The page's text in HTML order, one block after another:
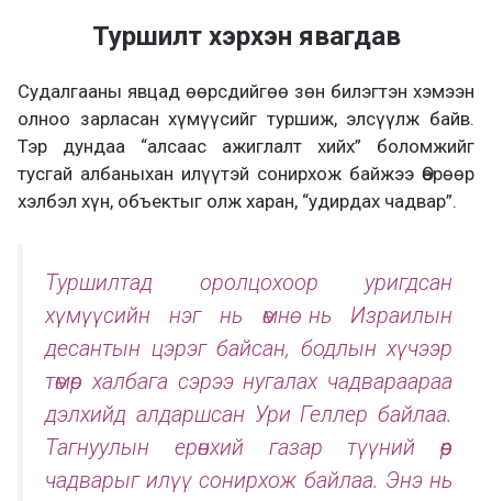
Туршилт хэрхэн явагдав
Судалгааны явцад өөрсдийгөө зөн билэгтэн хэмээн
олноо зарласан хүмүүсийг туршиж, элсүүлж байв.
Тэр дундаа “алсаас ажиглалт хийх” боломжийг
тусгай албаныхан илүүтэй сонирхож байжээ Өөрөөр
хэлбэл хүн, объектыг олж харан, “удирдах чадвар”.
Туршилтад оролцохоор уригдсан
хүмүүсийн нэг нь өмнө нь Израилын
десантын цэрэг байсан, бодлын хүчээр
төмөр халбага сэрээ нугалах чадвараараа
дэлхийд алдаршсан Ури Геллер байлаа.
Тагнуулын ерөнхий газар түүний өөр
чадварыг илүү сонирхож байлаа. Энэ нь